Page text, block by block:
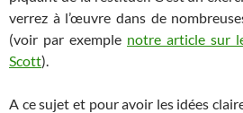
verrez à l’œuvre dans de
(voir par exemple notre article sur
Scott).
A ce sujet et pour avoir les idées